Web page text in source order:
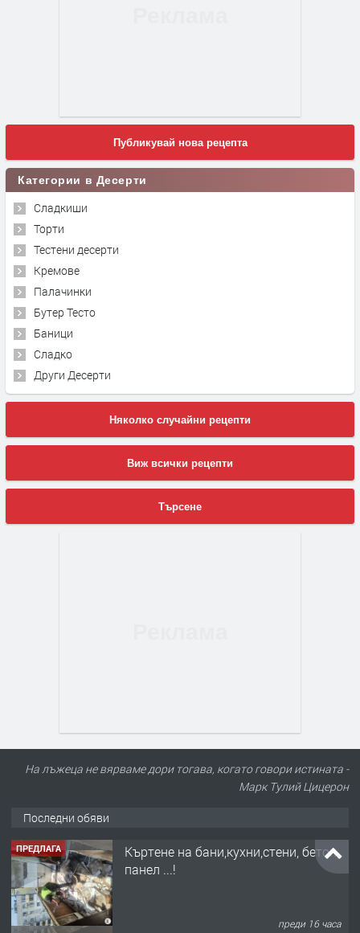
Публикувай нова рецепта
Категории в Десерти
Сладкиши
Торти
Тестени десерти
Кремове
Палачинки
Бутер Тесто
Баници
Сладко
Други Десерти
Няколко случайни рецепти
Виж всички рецепти
Търсене
На лъжеца не вярваме дори тогава, когато говори истината -
Марк Тулий Цицерон
Последни обяви
ПРЕДЛАГА
Къртене на бани,кухни,стени, бетон,
панел ...!
преди 16 часа